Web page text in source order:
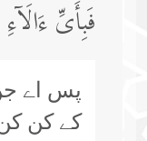
فَبِأَیِّ
پس اے
کے کن